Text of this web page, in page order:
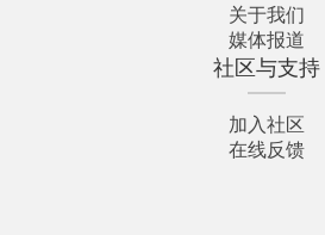
关于我们
媒体报道
社区与支持
加入社区
在线反馈